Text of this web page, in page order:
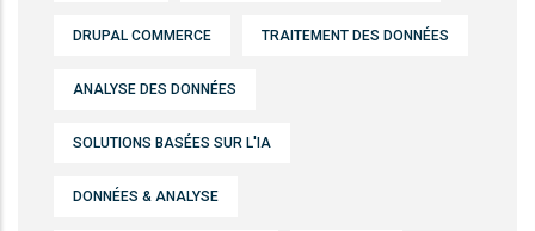
DRUPAL COMMERCE TRAITEMENT DES DONNÉES
ANALYSE DES DONNÉES
SOLUTIONS BASÉES SUR L'IA
DONNÉES & ANALYSE